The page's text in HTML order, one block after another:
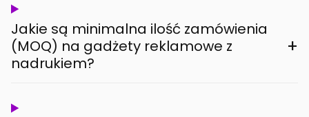
Jakie są minimalna ilość zamówienia
(MOQ) na gadżety reklamowe z
nadrukiem?
+